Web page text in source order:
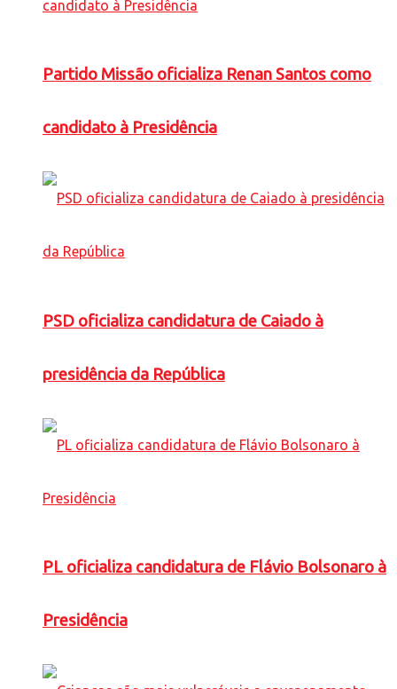
Partido Missão oficializa Renan Santos como
candidato à Presidência
PSD oficializa candidatura de Caiado à
presidência da República
PL oficializa candidatura de Flávio Bolsonaro à
Presidência